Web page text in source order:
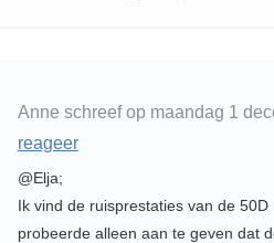
Anne schreef op maandag 1
reageer
@Elja;
Ik vind de ruisprestaties van de
probeerde alleen aan te geven dat